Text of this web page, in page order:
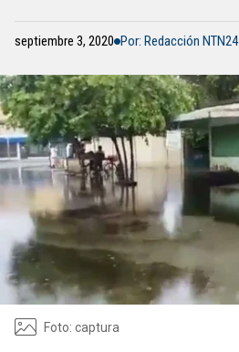
septiembre 3, 2020 Por: Redacción NTN24
Foto: captura